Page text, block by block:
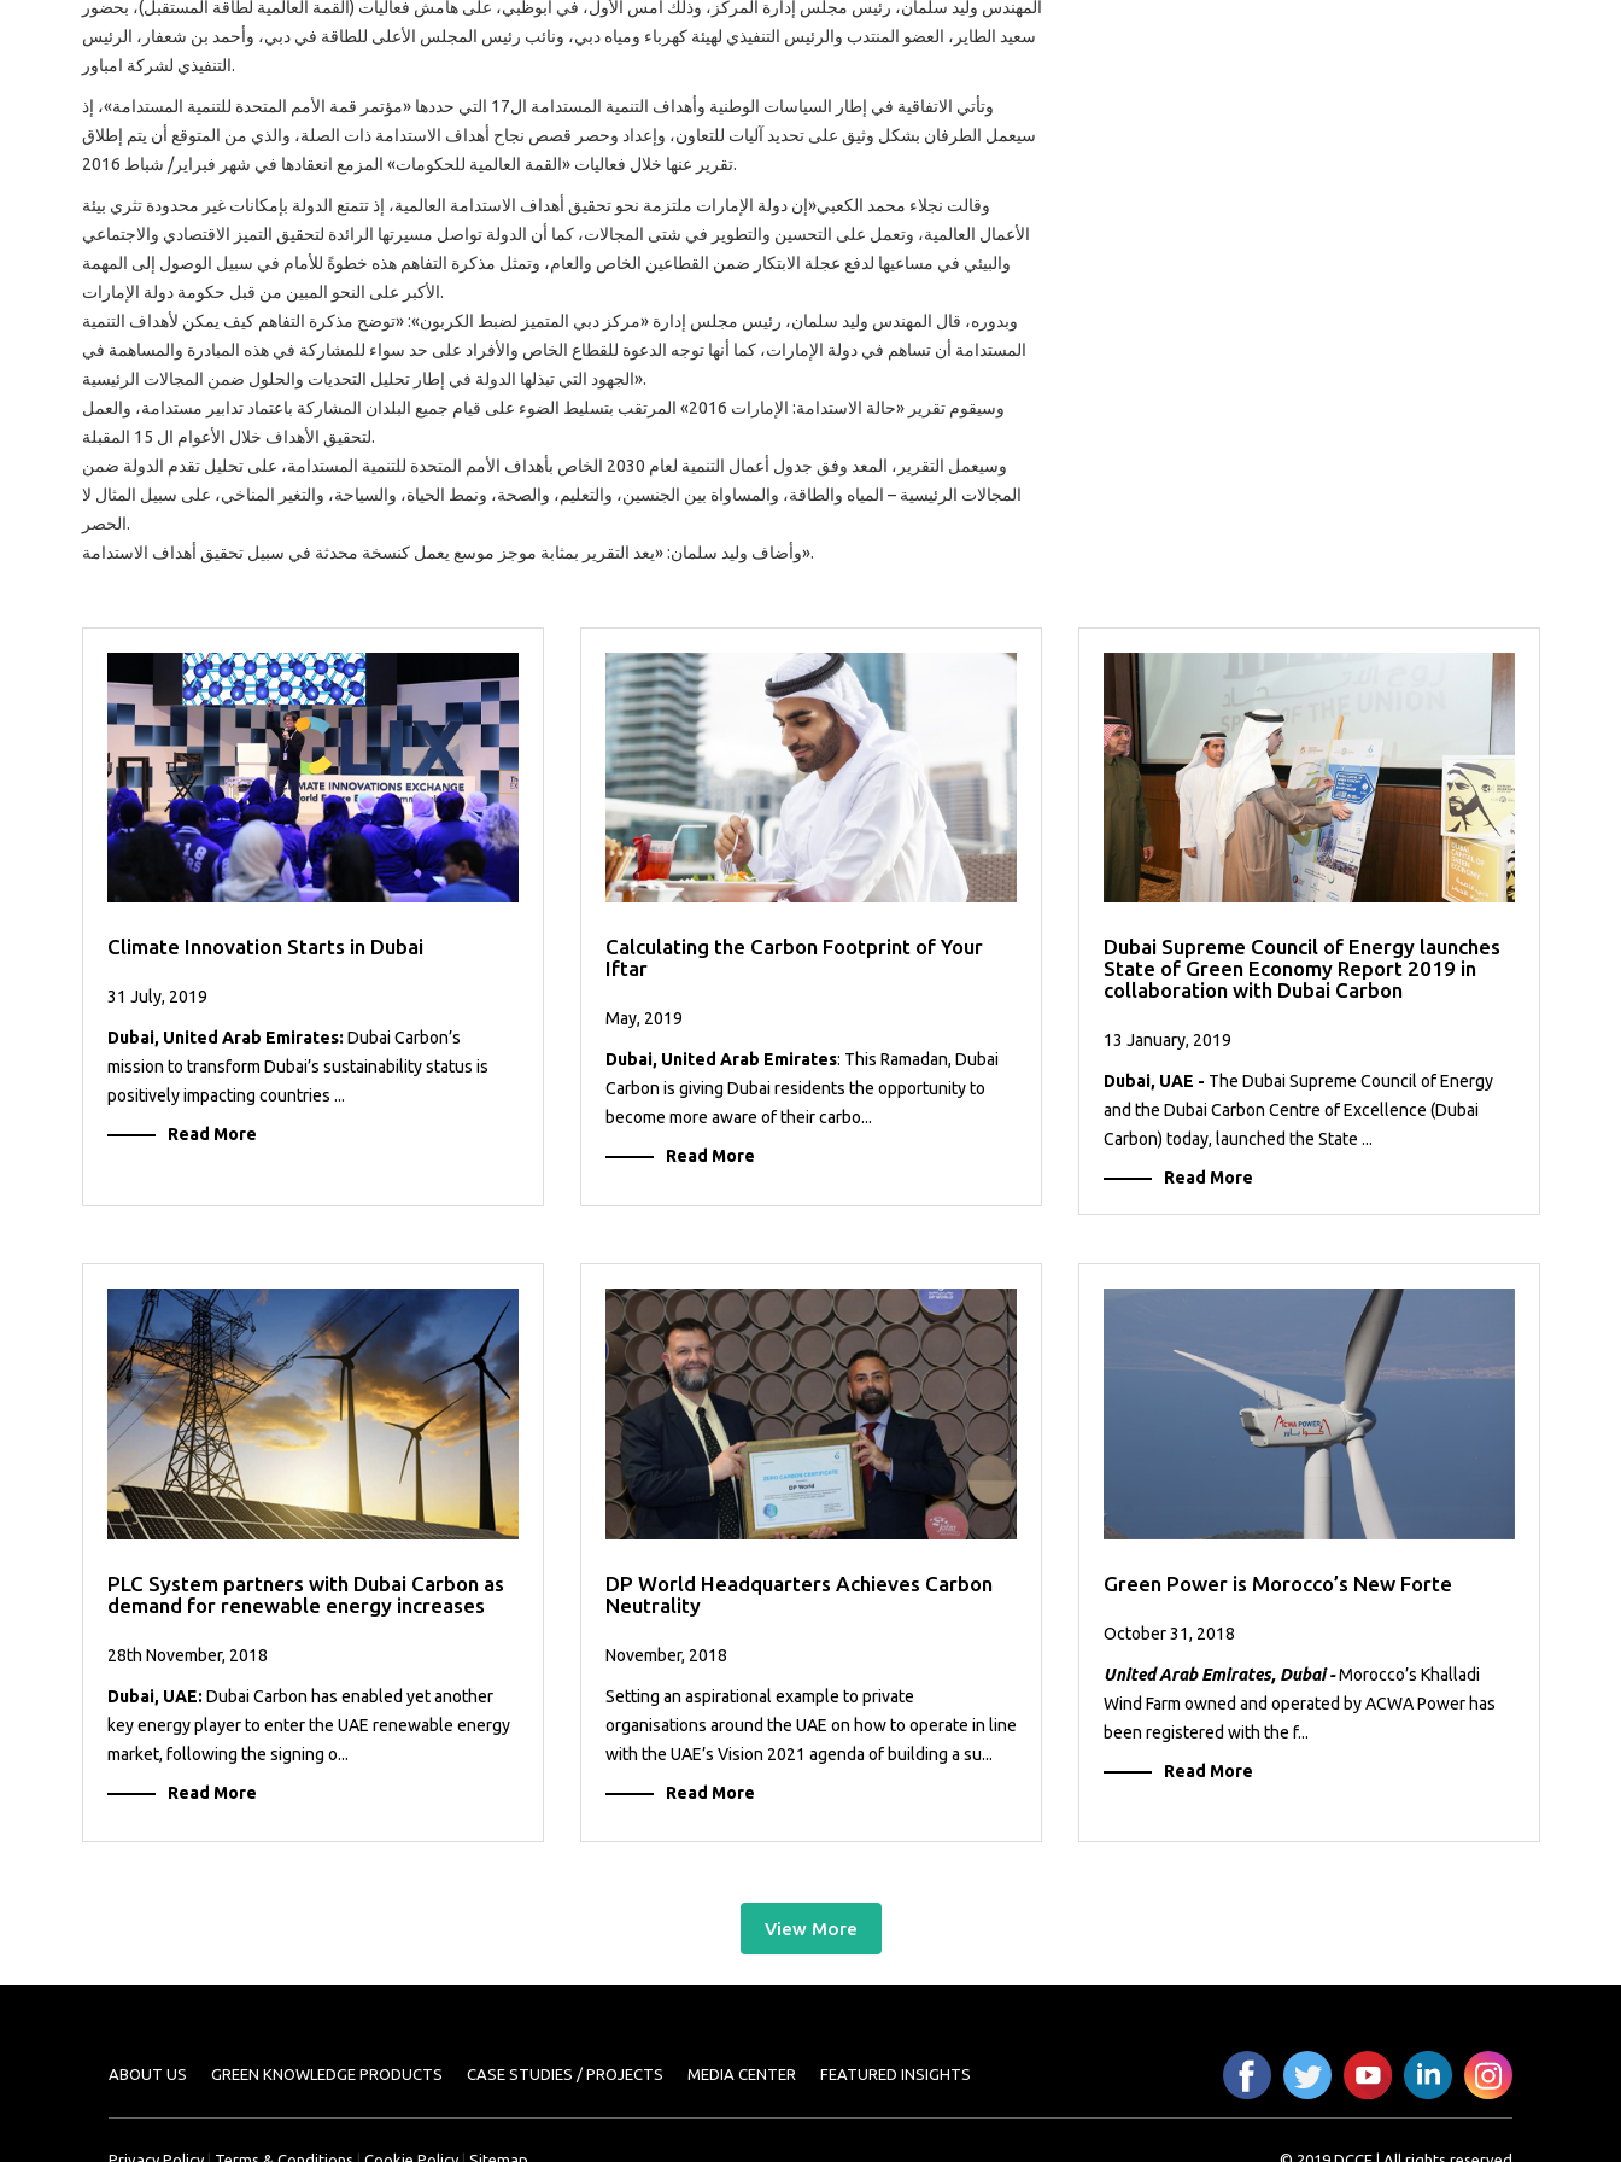
Studies
Projects
Media
Center
Competencies
Events
MORE
المهندس وليد سلمان، رئيس مجلس إدارة المركز، وذلك أمس الأول، في أبوظبي، على هامش فعاليات (القمة العالمية لطاقة المستقبل)، بحضور
سعيد الطاير، العضو المنتدب والرئيس التنفيذي لهيئة كهرباء ومياه دبي، ونائب رئيس المجلس الأعلى للطاقة في دبي، وأحمد بن شعفار، الرئيس
التنفيذي لشركة امباور.
وتأتي الاتفاقية في إطار السياسات الوطنية وأهداف التنمية المستدامة ال17 التي حددها «مؤتمر قمة الأمم المتحدة للتنمية المستدامة»، إذ
سيعمل الطرفان بشكل وثيق على تحديد آليات للتعاون، وإعداد وحصر قصص نجاح أهداف الاستدامة ذات الصلة، والذي من المتوقع أن يتم إطلاق
تقرير عنها خلال فعاليات «القمة العالمية للحكومات» المزمع انعقادها في شهر فبراير/‏ شباط 2016.
وقالت نجلاء محمد الكعبي«إن دولة الإمارات ملتزمة نحو تحقيق أهداف الاستدامة العالمية، إذ تتمتع الدولة بإمكانات غير محدودة تثري بيئة
الأعمال العالمية، وتعمل على التحسين والتطوير في شتى المجالات، كما أن الدولة تواصل مسيرتها الرائدة لتحقيق التميز الاقتصادي والاجتماعي
والبيئي في مساعيها لدفع عجلة الابتكار ضمن القطاعين الخاص والعام، وتمثل مذكرة التفاهم هذه خطوةً للأمام في سبيل الوصول إلى المهمة
الأكبر على النحو المبين من قبل حكومة دولة الإمارات.
وبدوره، قال المهندس وليد سلمان، رئيس مجلس إدارة «مركز دبي المتميز لضبط الكربون»: «توضح مذكرة التفاهم كيف يمكن لأهداف التنمية
المستدامة أن تساهم في دولة الإمارات، كما أنها توجه الدعوة للقطاع الخاص والأفراد على حد سواء للمشاركة في هذه المبادرة والمساهمة في
الجهود التي تبذلها الدولة في إطار تحليل التحديات والحلول ضمن المجالات الرئيسية».
وسيقوم تقرير «حالة الاستدامة: الإمارات 2016» المرتقب بتسليط الضوء على قيام جميع البلدان المشاركة باعتماد تدابير مستدامة، والعمل
لتحقيق الأهداف خلال الأعوام ال 15 المقبلة.
وسيعمل التقرير، المعد وفق جدول أعمال التنمية لعام 2030 الخاص بأهداف الأمم المتحدة للتنمية المستدامة، على تحليل تقدم الدولة ضمن
المجالات الرئيسية – المياه والطاقة، والمساواة بين الجنسين، والتعليم، والصحة، ونمط الحياة، والسياحة، والتغير المناخي، على سبيل المثال لا
الحصر.
وأضاف وليد سلمان: «يعد التقرير بمثابة موجز موسع يعمل كنسخة محدثة في سبيل تحقيق أهداف الاستدامة».
Climate Innovation Starts in Dubai
31 July, 2019
Dubai, United Arab Emirates: Dubai Carbon’s
mission to transform Dubai’s sustainability status is
positively impacting countries ...
Read More
Calculating the Carbon Footprint of Your
Iftar
May, 2019
Dubai, United Arab Emirates: This Ramadan, Dubai
Carbon is giving Dubai residents the opportunity to
become more aware of their carbo...
Read More
Dubai Supreme Council of Energy launches
State of Green Economy Report 2019 in
collaboration with Dubai Carbon
13 January, 2019
Dubai, UAE - The Dubai Supreme Council of Energy
and the Dubai Carbon Centre of Excellence (Dubai
Carbon) today, launched the State ...
Read More
PLC System partners with Dubai Carbon as
demand for renewable energy increases
28th November, 2018
Dubai, UAE: Dubai Carbon has enabled yet another
key energy player to enter the UAE renewable energy
market, following the signing o...
Read More
DP World Headquarters Achieves Carbon
Neutrality
November, 2018
Setting an aspirational example to private
organisations around the UAE on how to operate in line
with the UAE’s Vision 2021 agenda of building a su...
Read More
Green Power is Morocco’s New Forte
October 31, 2018
United Arab Emirates, Dubai -Morocco’s Khalladi
Wind Farm owned and operated by ACWA Power has
been registered with the f...
Read More
View More
ABOUT US GREEN KNOWLEDGE PRODUCTS CASE STUDIES / PROJECTS MEDIA CENTER FEATURED INSIGHTS